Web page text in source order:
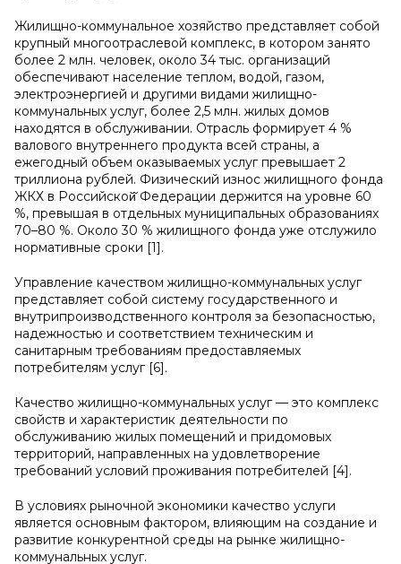
Жилищно-коммунальное хозяйство представляет собой
крупный многоотраслевой комплекс, в котором занято
более 2 млн. человек, около 34 тыс. организаций
обеспечивают население теплом, водой, газом,
электроэнергией и другими видами жилищно-
коммунальных услуг, более 2,5 млн. жилых домов
находятся в обслуживании. Отрасль формирует 4 %
валового внутреннего продукта всей страны, а
ежегодный объем оказываемых услуг превышает 2
триллиона рублей. Физический износ жилищного фонда
ЖКХ в Российской̆ Федерации держится на уровне 60
%, превышая в отдельных муниципальных образованиях
70–80 %. Около 30 % жилищного фонда уже отслужило
нормативные сроки [1].
Управление качеством жилищно-коммунальных услуг
представляет собой систему государственного и
внутрипроизводственного контроля за безопасностью,
надежностью и соответствием техническим и
санитарным требованиям предоставляемых
потребителям услуг [6].
Качество жилищно-коммунальных услуг — это комплекс
свойств и характеристик деятельности по
обслуживанию жилых помещений и придомовых
территорий, направленных на удовлетворение
требований условий проживания потребителей [4].
В условиях рыночной экономики качество услуги
является основным фактором, влияющим на создание и
развитие конкурентной среды на рынке жилищно-
коммунальных услуг.